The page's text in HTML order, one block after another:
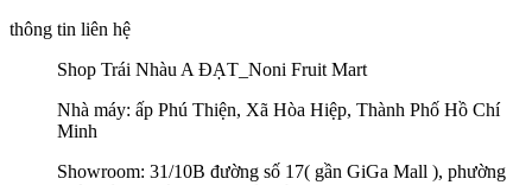
thông tin liên hệ
Shop Trái Nhàu A ĐẠT_Noni Fruit Mart
Nhà máy: ấp Phú Thiện, Xã Hòa Hiệp, Thành Phố Hồ Chí
Minh
Showroom: 31/10B đường số 17( gần GiGa Mall ), phường